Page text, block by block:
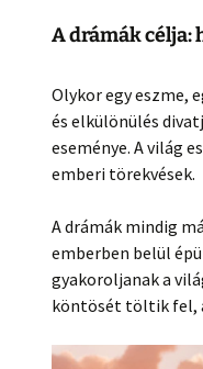
A drámák célja:
Olykor egy eszme,
és elkülönülés
eseménye. A világ
emberi törekvések.
A drámák mindig
emberben belül
gyakoroljanak a
köntösét töltik fel,